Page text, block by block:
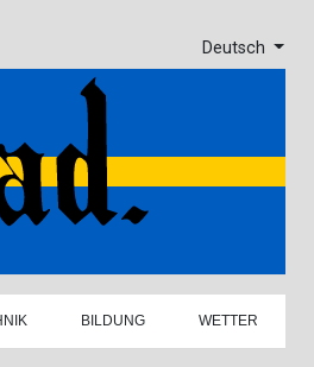
Deutsch
BILDUNG WETTER